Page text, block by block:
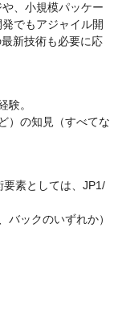
、小規模パッケー
でもアジャイル開
新技術も必要に応
験。
）の知見（すべてな
素としては、JP1/
バックのいずれか）